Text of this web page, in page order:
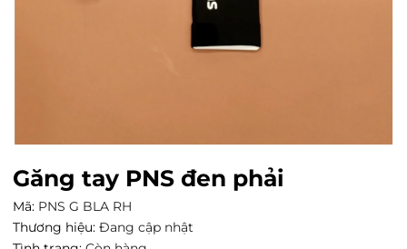
Găng tay PNS đen phải
Mã: PNS G BLA RH
Thương hiệu: Đang cập nhật